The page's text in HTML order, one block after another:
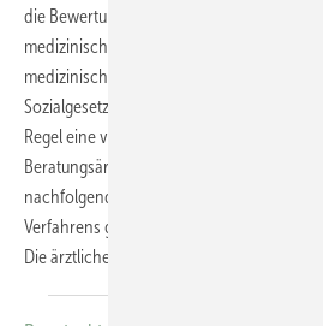
die Bewertung von Unfallfolgen und
medizinischen Sachverstand zur
medizinischen Gutachterinnen und
Sozialgesetzbuch (SGB) VII explizit
Regel eine vertragliche Bindung zum
Beratungsärztliche Stellungnahmen
nachfolgend aktenkundig, so dass die
Verfahrens gewahrt bleibt.
Die ärztliche Beratung erfolgt nach